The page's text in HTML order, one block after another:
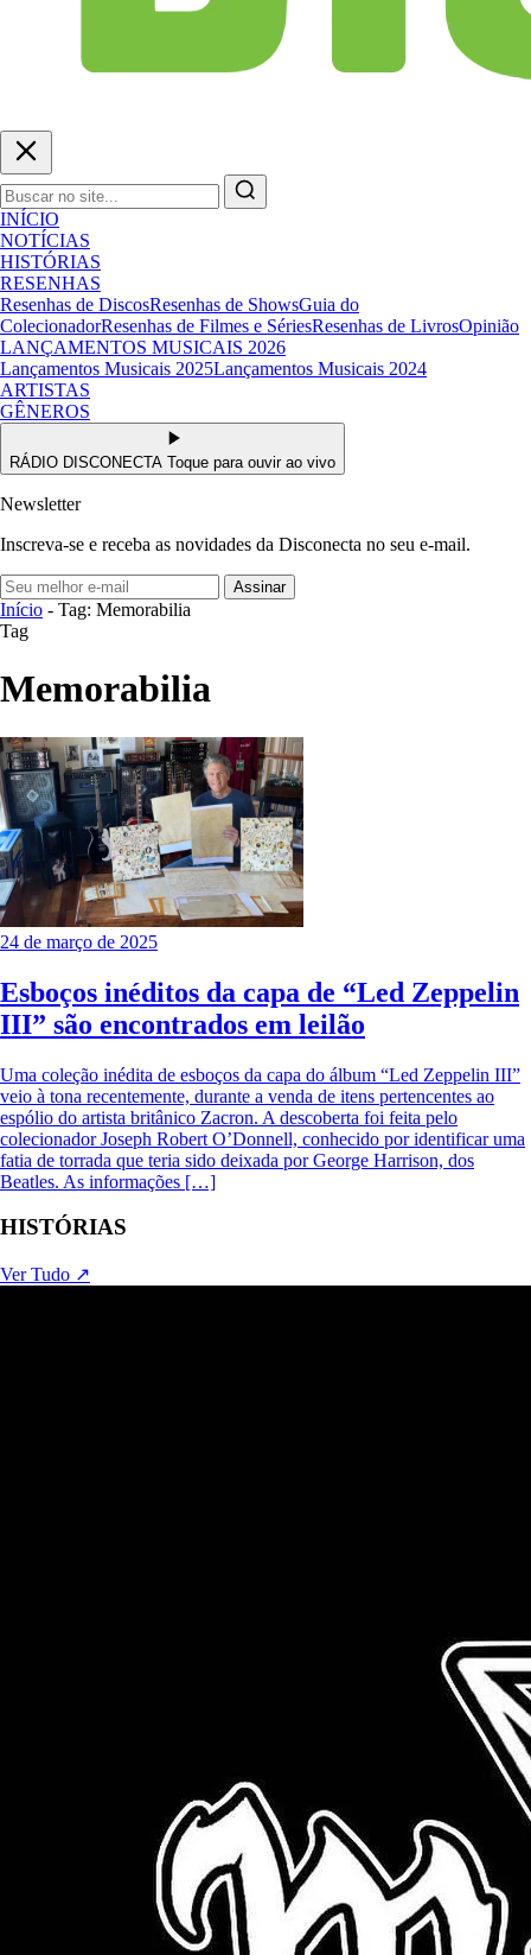
INÍCIO
NOTÍCIAS
HISTÓRIAS
RESENHAS
Resenhas de DiscosResenhas de ShowsGuia do
ColecionadorResenhas de Filmes e SériesResenhas de LivrosOpinião
LANÇAMENTOS MUSICAIS 2026
Lançamentos Musicais 2025Lançamentos Musicais 2024
ARTISTAS
GÊNEROS
RÁDIO DISCONECTA Toque para ouvir ao vivo
Newsletter
Inscreva-se e receba as novidades da Disconecta no seu e-mail.
Assinar
Início - Tag: Memorabilia
Tag
Memorabilia
24 de março de 2025
Esboços inéditos da capa de “Led Zeppelin
III” são encontrados em leilão
Uma coleção inédita de esboços da capa do álbum “Led Zeppelin III”
veio à tona recentemente, durante a venda de itens pertencentes ao
espólio do artista britânico Zacron. A descoberta foi feita pelo
colecionador Joseph Robert O’Donnell, conhecido por identificar uma
fatia de torrada que teria sido deixada por George Harrison, dos
Beatles. As informações […]
HISTÓRIAS
Ver Tudo ↗